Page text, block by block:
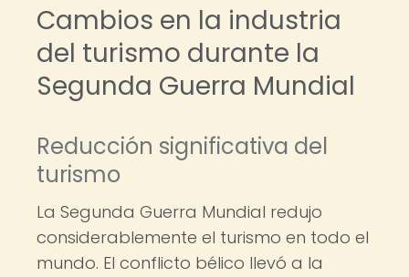
Cambios en la industria
del turismo durante la
Segunda Guerra Mundial
Reducción significativa del
turismo
La Segunda Guerra Mundial redujo
considerablemente el turismo en todo el
mundo. El conflicto bélico llevó a la